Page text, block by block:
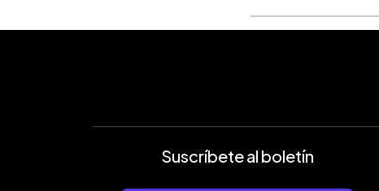
Suscríbete al boletín